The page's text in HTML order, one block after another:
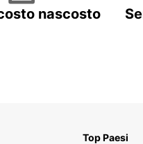
nascosto
Top Paesi